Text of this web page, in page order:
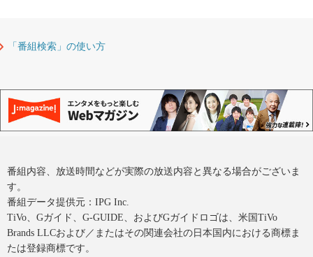
「番組検索」の使い方
番組内容、放送時間などが実際の放送内容と異なる場合がございま
す。
番組データ提供元：IPG Inc.
TiVo、Gガイド、G-GUIDE、およびGガイドロゴは、米国TiVo
Brands LLCおよび／またはその関連会社の日本国内における商標ま
たは登録商標です。